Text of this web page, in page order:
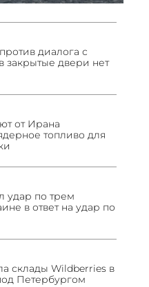
диалога с
закрытые двери нет
от Ирана
топливо для
удар по трем
в ответ на удар по
склады Wildberries в
Петербургом